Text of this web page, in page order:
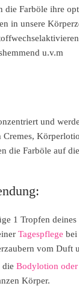
die Farböle ihre
in unsere
u.v.m
und
Cremes,
die Farböle auf
1 Tropfen
Tagespflege bei
vom Duft
die Bodylotion oder
Körper.